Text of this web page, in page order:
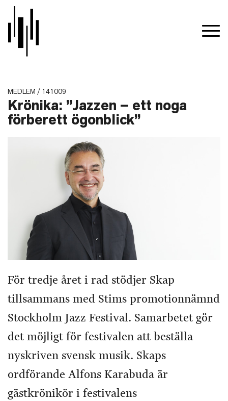
MEDLEM / 141009
Krönika: ”Jazzen – ett noga
förberett ögonblick”
För tredje året i rad stödjer Skap
tillsammans med Stims promotionnämnd
Stockholm Jazz Festival. Samarbetet gör
det möjligt för festivalen att beställa
nyskriven svensk musik. Skaps
ordförande Alfons Karabuda är
gästkrönikör i festivalens